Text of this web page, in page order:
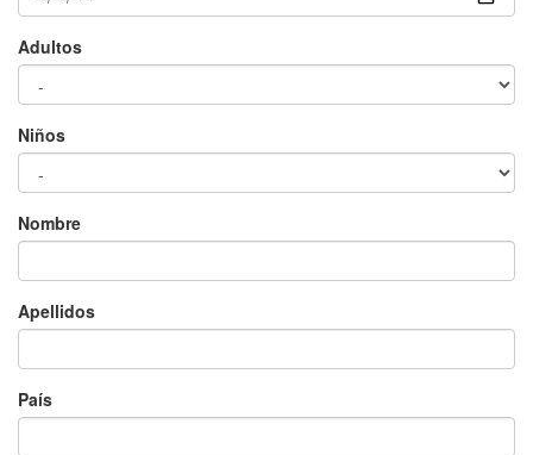
Adultos
Niños
Nombre
Apellidos
País